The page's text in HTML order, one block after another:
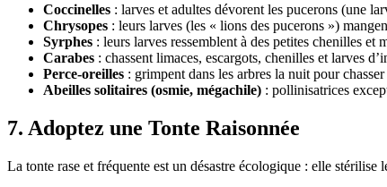
Coccinelles : larves et adultes dévorent les pucerons (une
Chrysopes : leurs larves (les « lions des pucerons »)
Syrphes : leurs larves ressemblent à des petites chenilles et
Carabes : chassent limaces, escargots, chenilles et larves
Perce-oreilles : grimpent dans les arbres la nuit pour
Abeilles solitaires (osmie, mégachile) : pollinisatrices
7. Adoptez une Tonte Raisonnée
La tonte rase et fréquente est un désastre écologique : elle